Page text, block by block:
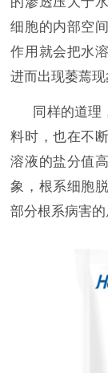
细胞的内部空
作用就会把水
进而出现萎蔫现
同样的道理
料时，也在不
溶液的盐分值
象，根系细胞
部分根系病害的